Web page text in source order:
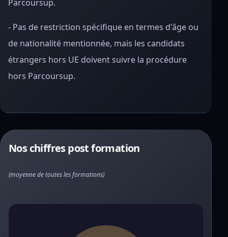
Parcoursup.
- Pas de restriction spécifique en termes d'âge ou
de nationalité mentionnée, mais les candidats
étrangers hors UE doivent suivre la procédure
hors Parcoursup.
Nos chiffres post formation
(moyenne de toutes les formations)